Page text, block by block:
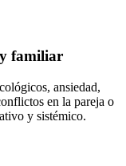
familiar
ansiedad,
en la pareja o
y sistémico.